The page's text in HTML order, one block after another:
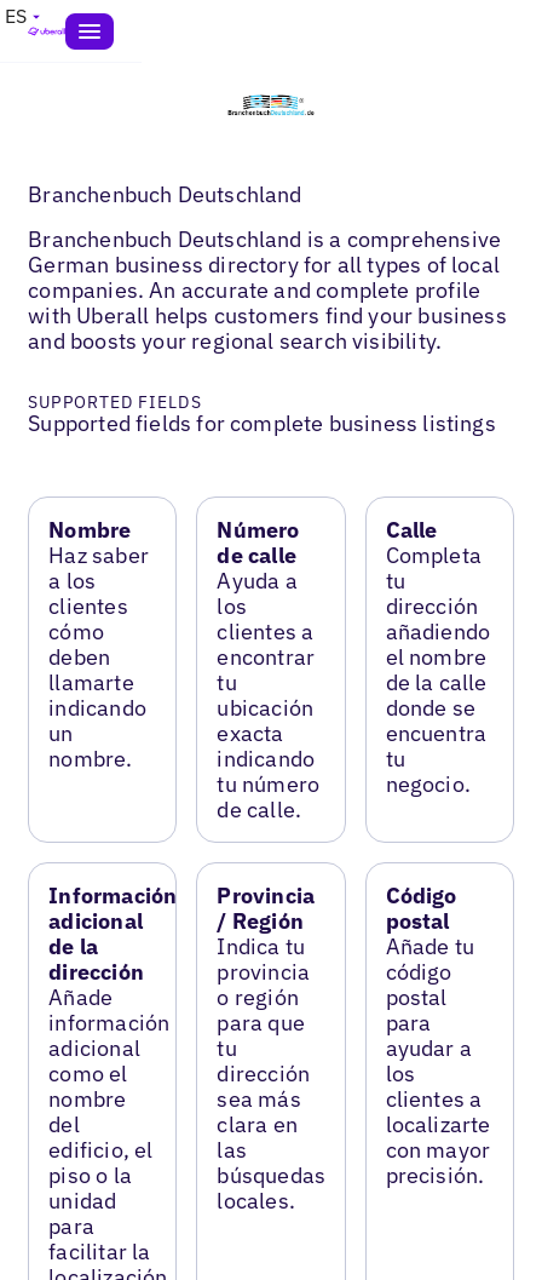
ES
Branchenbuch Deutschland
Branchenbuch Deutschland is a comprehensive
German business directory for all types of local
companies. An accurate and complete profile
with Uberall helps customers find your business
and boosts your regional search visibility.
SUPPORTED FIELDS
Supported fields for complete business listings
Nombre
Haz saber
a los
clientes
cómo
deben
llamarte
indicando
un
nombre.
Número
de calle
Ayuda a
los
clientes a
encontrar
tu
ubicación
exacta
indicando
tu número
de calle.
Calle
Completa
tu
dirección
añadiendo
el nombre
de la calle
donde se
encuentra
tu
negocio.
Información
adicional
de la
dirección
Añade
información
adicional
como el
nombre
del
edificio, el
piso o la
unidad
para
facilitar la
Provincia
/ Región
Indica tu
provincia
o región
para que
tu
dirección
sea más
clara en
las
búsquedas
locales.
Código
postal
Añade tu
código
postal
para
ayudar a
los
clientes a
localizarte
con mayor
precisión.